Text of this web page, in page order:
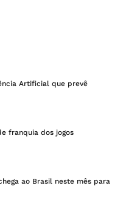
Artificial que prevê
franquia dos jogos
ao Brasil neste mês para